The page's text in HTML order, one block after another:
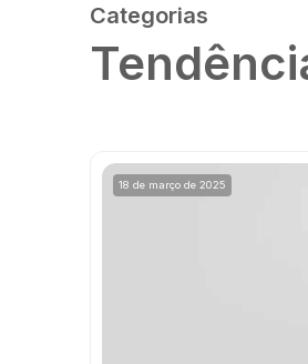
Categorias
18 de março de 2025